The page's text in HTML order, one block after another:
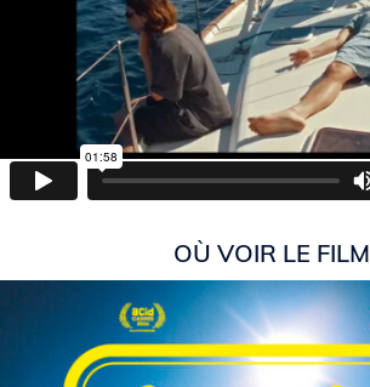
OÙ VOIR LE FILM